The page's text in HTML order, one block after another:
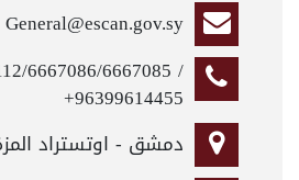
General@escan.gov.sy
6667086/6667085 /
+96399614455
دمشق - اوتستراد